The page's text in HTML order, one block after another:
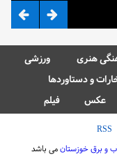
هنری
ورزشی
و دستاوردها
عکس فیلم
RSS
برق خوزستانمی باشد